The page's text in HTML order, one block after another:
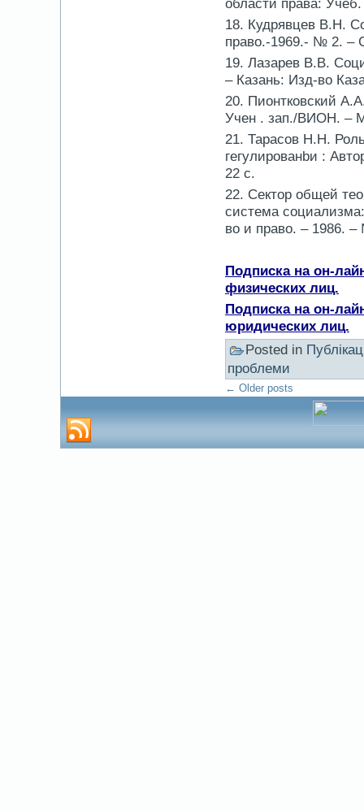
области права:
18. Кудрявцев В.H.
право.-1969.- № 2. –
19. Лазарев B.B.
– Казань: Изд-во
20. Пионтковский
Учен . зап./ВИОН. –
21. Тарасов H.H.
гегулированbи :
22 с.
22. Сектор общей
система
во и право. – 1986.
Подписка на он-
физических лиц.
Подписка на он-
юридических лиц.
Posted in
проблеми
← Older posts